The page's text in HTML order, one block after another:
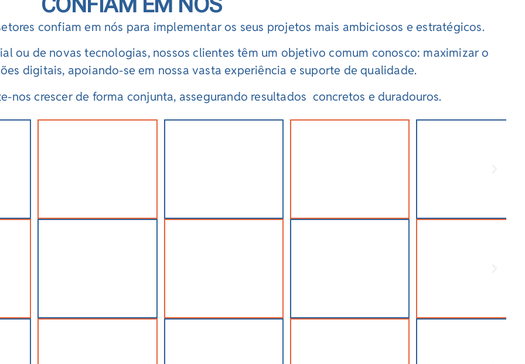
confiam em nós para implementar os seus projetos mais ambiciosos e estratégicos.
ou de novas tecnologias, nossos clientes têm um objetivo comum conosco: maximizar o
digitais, apoiando-se em nossa vasta experiência e suporte de qualidade.
nos crescer de forma conjunta, assegurando resultados concretos e duradouros.